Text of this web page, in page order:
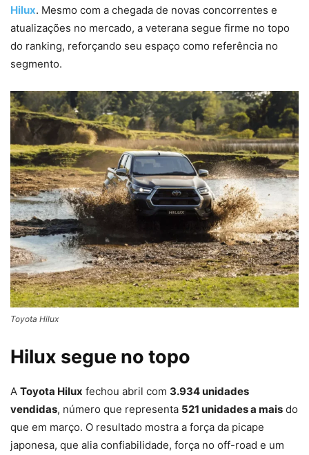
Hilux. Mesmo com a chegada de novas concorrentes e
atualizações no mercado, a veterana segue firme no topo
do ranking, reforçando seu espaço como referência no
segmento.
Toyota Hilux
Hilux segue no topo
A Toyota Hilux fechou abril com 3.934 unidades
vendidas, número que representa 521 unidades a mais do
que em março. O resultado mostra a força da picape
japonesa, que alia confiabilidade, força no off-road e um